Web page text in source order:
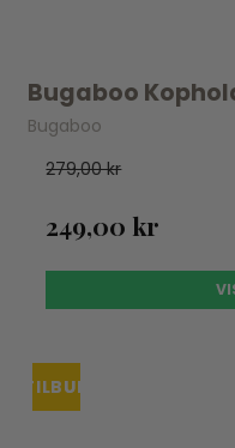
Bugaboo
Bugaboo
279,00 kr
249,00 kr
TILBUDUDSOLGT